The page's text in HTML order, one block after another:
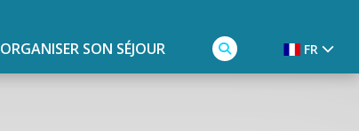
ORGANISER SON SÉJOUR FR